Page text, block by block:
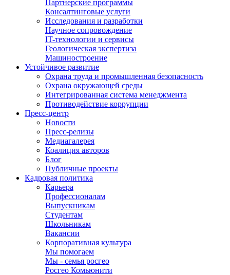
Партнерские программы
Консалтинговые услуги
Исследования и разработки
Научное сопровождение
IT-технологии и сервисы
Геологическая экспертиза
Машиностроение
Устойчивое развитие
Охрана труда и промышленная безопасность
Охрана окружающей среды
Интегрированная система менеджмента
Противодействие коррупции
Пресс-центр
Новости
Пресс-релизы
Медиагалерея
Коалиция авторов
Блог
Публичные проекты
Кадровая политика
Карьера
Профессионалам
Выпускникам
Студентам
Школьникам
Вакансии
Корпоративная культура
Мы помогаем
Мы - семья росгео
Росгео Комьюнити